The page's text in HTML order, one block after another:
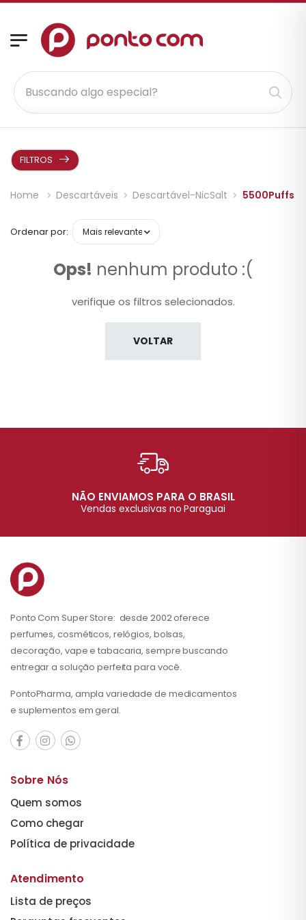
FILTROS
Home Descartáveis Descartável-NicSalt 5500Puffs
Ordenar por:
Ops! nenhum produto :(
verifique os filtros selecionados.
VOLTAR
NÃO ENVIAMOS PARA O BRASIL
Vendas exclusivas no Paraguai
Ponto Com Super Store: desde 2002 oferece
perfumes, cosméticos, relógios, bolsas,
decoração, vape e tabacaria, sempre buscando
entregar a solução perfeita para você.
PontoPharma, ampla variedade de medicamentos
e suplementos em geral.
Sobre Nós
Quem somos
Como chegar
Política de privacidade
Atendimento
Lista de preços